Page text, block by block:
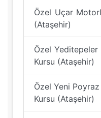
Özel Uçar
(Ataşehir)
Özel Yeditepeler
Kursu (Ataşehir)
Özel Yeni
Kursu (Ataşehir)